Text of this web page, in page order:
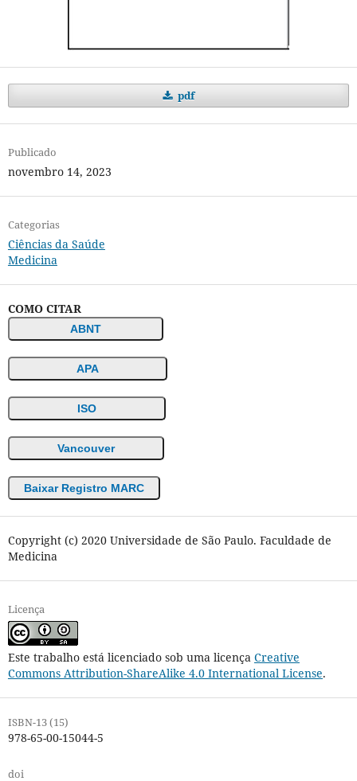
pdf
Publicado
novembro 14, 2023
Categorias
Ciências da Saúde
Medicina
COMO CITAR
ABNT
APA
ISO
Vancouver
Baixar Registro MARC
Copyright (c) 2020 Universidade de São Paulo. Faculdade de
Medicina
Licença
Este trabalho está licenciado sob uma licença Creative
Commons Attribution-ShareAlike 4.0 International License.
ISBN-13 (15)
978-65-00-15044-5
doi